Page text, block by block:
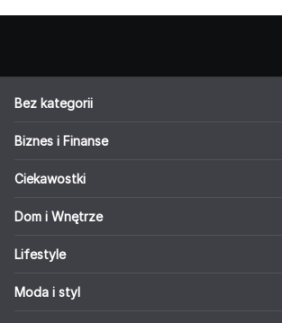
Bez kategorii
Biznes i Finanse
Ciekawostki
Dom i Wnętrze
Lifestyle
Moda i styl